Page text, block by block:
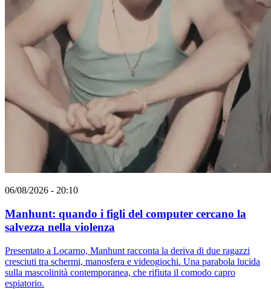
06/08/2026 - 20:10
Manhunt: quando i figli del computer cercano la
salvezza nella violenza
Presentato a Locarno, Manhunt racconta la deriva di due ragazzi
cresciuti tra schermi, manosfera e videogiochi. Una parabola lucida
sulla mascolinità contemporanea, che rifiuta il comodo capro
espiatorio.